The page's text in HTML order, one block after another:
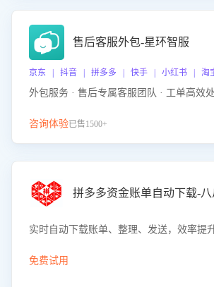
售后客服外包-星环智服
京东 | 抖音 | 拼多多 | 快手 | 小红书 | 淘
外包服务 · 售后专属客服团队 · 工单高效
咨询体验已售1500+
拼多多资金账单自动下载-八
实时自动下载账单、整理、发送，效率提
免费试用